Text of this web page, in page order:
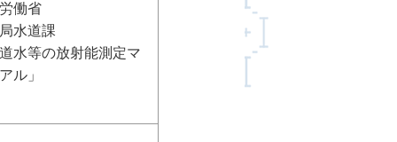
働省
水道課
水等の放射能測定マ
ル」